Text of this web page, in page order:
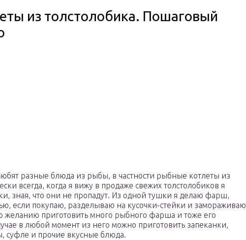
из толстолобика. Пошаговый
разные блюда из рыбы, в частности рыбные котлеты из
всегда, когда я вижу в продаже свежих толстолобиков я
зная, что они не пропадут. Из одной тушки я делаю фарш,
если покупаю, разделываю на кусочки-стейки и замораживаю
желанию приготовить много рыбного фарша и тоже его
в любой момент из него можно приготовить запеканки,
суфле и прочие вкусные блюда.